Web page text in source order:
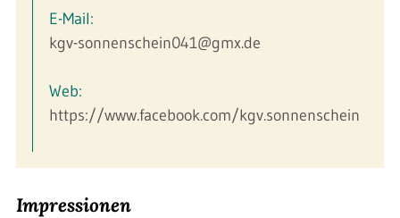
E-Mail:
kgv-sonnenschein041@gmx.de
Web:
https://www.facebook.com/kgv.sonnenschein
Impressionen